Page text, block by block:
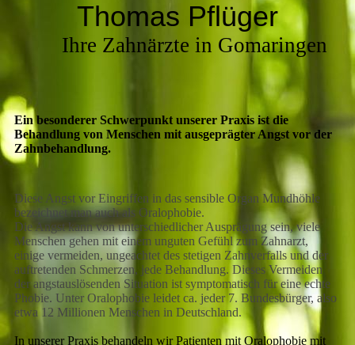
Thomas Pflüger
Ihre Zahnärzte in Gomaringen
Ein besonderer Schwerpunkt unserer Praxis ist die
Behandlung von Menschen mit ausgeprägter Angst vor der
Zahnbehandlung.
Diese Angst vor Eingriffen in das sensible Organ Mundhöhle
bezeichnet man auch als Oralophobie.
Die Angst kann von unterschiedlicher Ausprägung sein, viele
Menschen gehen mit einem unguten Gefühl zum Zahnarzt,
einige vermeiden, ungeachtet des stetigen Zahnverfalls und der
auftretenden Schmerzen, jede Behandlung. Dieses Vermeiden
der angstauslösenden Situation ist symptomatisch für eine echte
Phobie. Unter Oralophobie leidet ca. jeder 7. Bundesbürger, also
etwa 12 Millionen Menschen in Deutschland.
In unserer Praxis behandeln wir Patienten mit Oralophobie mit